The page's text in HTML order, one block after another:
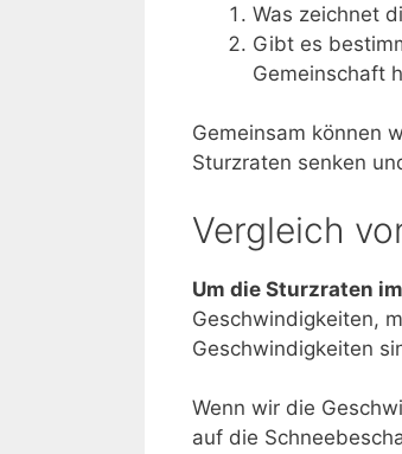
Was zeichnet
Gibt es
Gemeinschaft
Gemeinsam können
Sturzraten senken
Vergleich
Um die Sturzraten
Geschwindigkeiten,
Geschwindigkeiten
Wenn wir die
auf die